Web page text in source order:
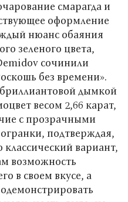
смарагда и
оформление
нюанс обаяния
зеленого цвета,
сочинили
без времени».
дымкой
весом 2,66 карат,
с прозрачными
подтверждая,
классический вариант,
возможность
в своем вкусе, а